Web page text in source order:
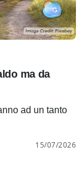
ma da
ad un tanto
15/07/2026